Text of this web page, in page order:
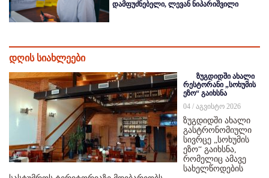
დამფუძნებელი, ლევან ნიპარიშვილი
დღის სიახლეები
ზუგდიდში ახალი
რესტორანი „სოხუმის
ეზო“ გაიხსნა
04 / აგვისტო 2026
ზუგდიდში ახალი
გასტრონომიული
სივრცე „სოხუმის
ეზო“ გაიხსნა,
რომელიც ამავე
სახელწოდების